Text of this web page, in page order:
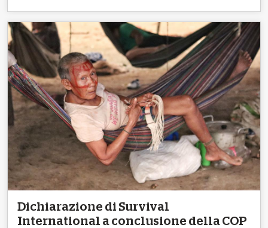
Dichiarazione di Survival
International a conclusione della COP